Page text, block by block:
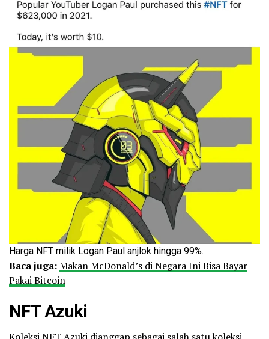
Harga NFT milik Logan Paul anjlok hingga 99%.
Baca juga:Makan McDonald’s di Negara Ini Bisa Bayar
Pakai Bitcoin
NFT Azuki